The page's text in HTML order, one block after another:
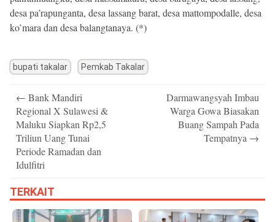
desa pa’rapunganta, desa lassang barat, desa mattompodalle, desa
ko’mara dan desa balangtanaya. (*)
bupati takalar Pemkab Takalar
navigation
← Bank Mandiri
Regional X Sulawesi &
Maluku Siapkan Rp2,5
Triliun Uang Tunai
Periode Ramadan dan
Idulfitri
Darmawangsyah Imbau
Warga Gowa Biasakan
Buang Sampah Pada
Tempatnya →
TERKAIT